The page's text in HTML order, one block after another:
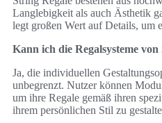
Langlebigkeit als auch Ästhetik
legt großen Wert auf Details, um
Kann ich die Regalsysteme von
Ja, die individuellen
unbegrenzt. Nutzer können
um ihre Regale gemäß ihren
ihrem persönlichen Stil zu